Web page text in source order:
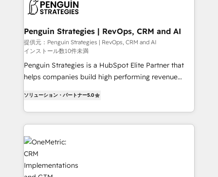
integration, extensibility, custom development, and
ongoing RevOps support.
données. C'est le paradoxe français : conscience
Augmentée. Ce n'est pas une entreprise qui utilise
l'IA. C'est une organisation qui a réussi la symbiose
entre l'expertise humaine et l'intelligence artificielle.
Pas pour remplacer l'humain, mais pour l'augmenter.
Chez Ideagency, nous accompagnons cette
données unifiées, des processus alignés. Ensuite
l'augmentation : l'IA là où elle crée de la valeur. Et
surtout : l'humain qui reste au centre. Parce que la
vraie performance vient de l'intérieur. Act Inside.
Stand Out.
Penguin Strategies | RevOps, CRM and AI
提供元：Penguin Strategies | RevOps, CRM and AI
インストール数10件未満
Penguin Strategies is a HubSpot Elite Partner that
helps companies build high performing revenue
system environments and global SaaS or
manufacturing teams. Trusted by leading enterprises
and fast growing scale ups including Sony, Rapyd,
Fiverr, XM Cyber, Bridgepointe Technologies, EMA
Design Automation and Uptive. 📊 RevOps & data
architecture 🔗 CRM migrations & End to end
integrations 🤖 AI workflows & enrichment 📘 Team
ソリューション・パートナー5.0